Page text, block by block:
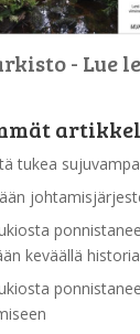
- Lue
tukea
keväällä